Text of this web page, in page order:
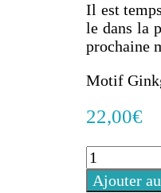
Il est
le dans la
prochaine
Motif
22,00€
quantité
de
Tapis
Ajouter